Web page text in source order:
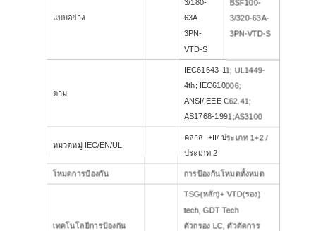
แบบอย่าง
3/180-
63A-
3PN-
VTD-S
BSF100-
3/320-63A-
3PN-VTD-S
ตาม
IEC61643-11; UL1449-
4th; IEC610006;
ANSI/IEEE C62.41;
AS1768-1991;AS3100
หมวดหมู่ IEC/EN/UL
คลาส I+II/ ประเภท 1+2 /
ประเภท 2
โหมดการป้องกัน การป้องกันโหมดทั้งหมด
เทคโนโลยีการป้องกัน
TSG(หลัก)+ VTD(รอง)
tech, GDT Tech
ตัวกรอง LC, ตัวตัดการ